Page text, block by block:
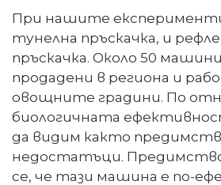
При нашите експерименти
тунелна пръскачка, и
пръскачка. Около 50
продадени в региона и
овощните градини. По
биологичната
да видим както
недостатъци.
се, че тази машина е по-